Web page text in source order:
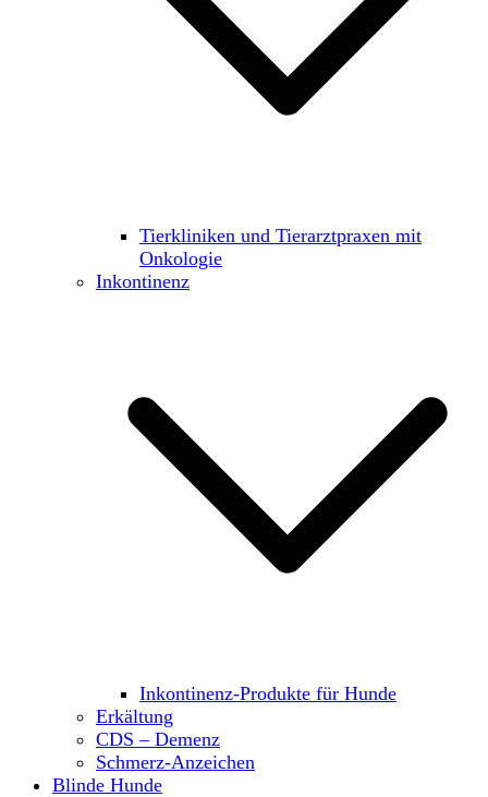
Tierkliniken und Tierarztpraxen mit
Onkologie
Inkontinenz
Inkontinenz-Produkte für Hunde
Erkältung
CDS – Demenz
Schmerz-Anzeichen
Blinde Hunde